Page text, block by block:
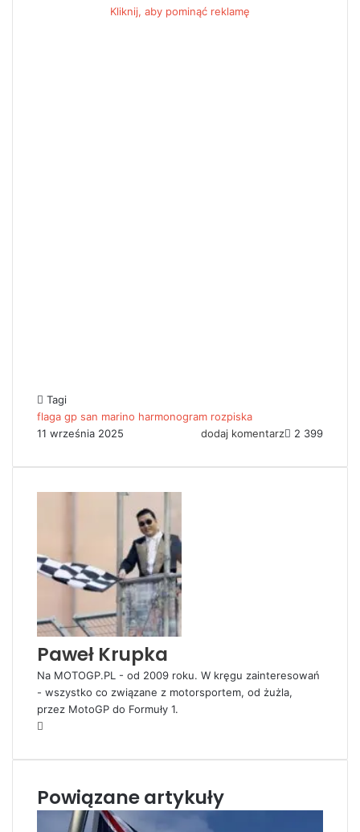
Kliknij, aby pominąć reklamę
Tagi
flaga gp san marino harmonogram rozpiska
11 września 2025
dodaj komentarz 2 399
Paweł Krupka
Na MOTOGP.PL - od 2009 roku. W kręgu zainteresowań
- wszystko co związane z motorsportem, od żużla,
przez MotoGP do Formuły 1.
b
i
t
Powiązane artykuły